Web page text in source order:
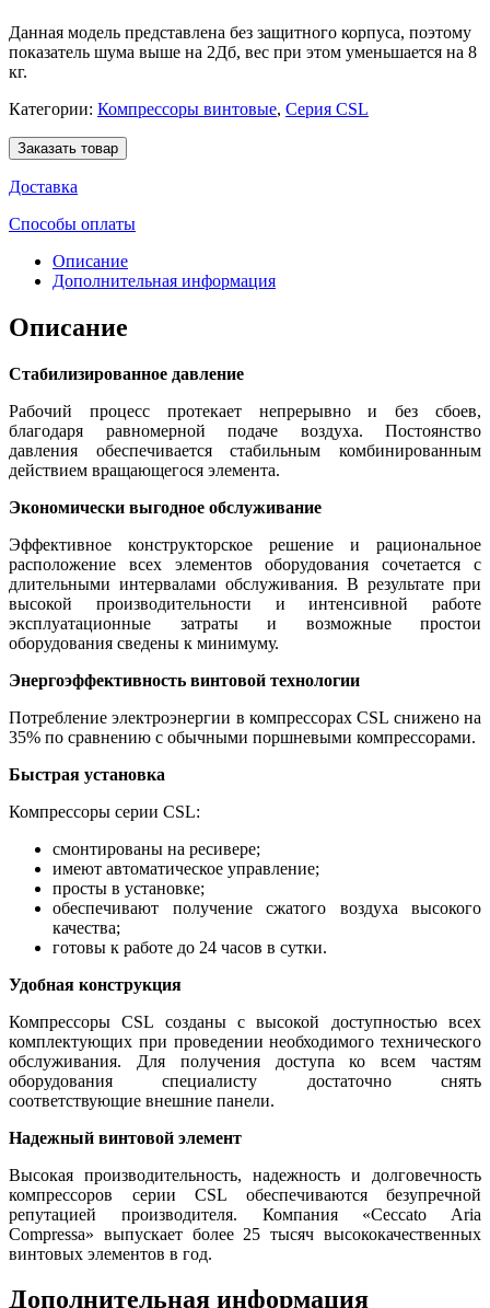
Данная модель представлена без защитного корпуса, поэтому
показатель шума выше на 2Дб, вес при этом уменьшается на 8
кг.
Категории: Компрессоры винтовые, Серия CSL
Заказать товар
Доставка
Способы оплаты
Описание
Дополнительная информация
Описание
Стабилизированное давление
Рабочий процесс протекает непрерывно и без сбоев,
благодаря равномерной подаче воздуха. Постоянство
давления обеспечивается стабильным комбинированным
действием вращающегося элемента.
Экономически выгодное обслуживание
Эффективное конструкторское решение и рациональное
расположение всех элементов оборудования сочетается с
длительными интервалами обслуживания. В результате при
высокой производительности и интенсивной работе
эксплуатационные затраты и возможные простои
оборудования сведены к минимуму.
Энергоэффективность винтовой технологии
Потребление электроэнергии в компрессорах CSL снижено на
35% по сравнению с обычными поршневыми компрессорами.
Быстрая установка
Компрессоры серии CSL:
смонтированы на ресивере;
имеют автоматическое управление;
просты в установке;
обеспечивают получение сжатого воздуха высокого
качества;
готовы к работе до 24 часов в сутки.
Удобная конструкция
Компрессоры CSL созданы с высокой доступностью всех
комплектующих при проведении необходимого технического
обслуживания. Для получения доступа ко всем частям
оборудования специалисту достаточно снять
соответствующие внешние панели.
Надежный винтовой элемент
Высокая производительность, надежность и долговечность
компрессоров серии CSL обеспечиваются безупречной
репутацией производителя. Компания «Ceccato Aria
Compressa» выпускает более 25 тысяч высококачественных
винтовых элементов в год.
Дополнительная информация